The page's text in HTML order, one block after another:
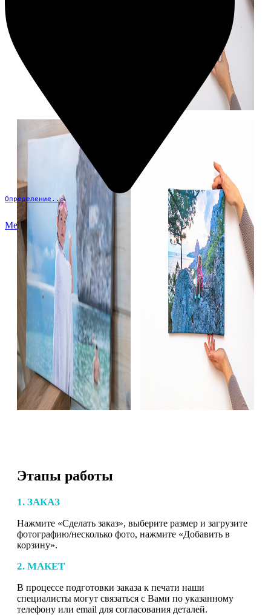
Определение...
Меню
Этапы работы
1. ЗАКАЗ
Нажмите «Сделать заказ», выберите размер и загрузите
фотографию/несколько фото, нажмите «Добавить в
корзину».
2. МАКЕТ
В процессе подготовки заказа к печати наши
специалисты могут связаться с Вами по указанному
телефону или email для согласования деталей.